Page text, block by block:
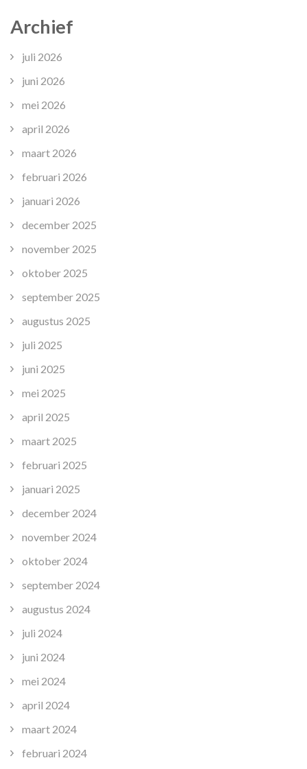
Archief
juli 2026
juni 2026
mei 2026
april 2026
maart 2026
februari 2026
januari 2026
december 2025
november 2025
oktober 2025
september 2025
augustus 2025
juli 2025
juni 2025
mei 2025
april 2025
maart 2025
februari 2025
januari 2025
december 2024
november 2024
oktober 2024
september 2024
augustus 2024
juli 2024
juni 2024
mei 2024
april 2024
maart 2024
februari 2024